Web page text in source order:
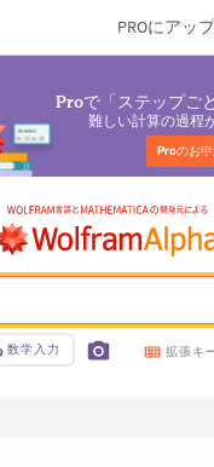
PROにアッ
Proで「ステップご
難しい計算の過程
Proのお
数学入力 拡張キ